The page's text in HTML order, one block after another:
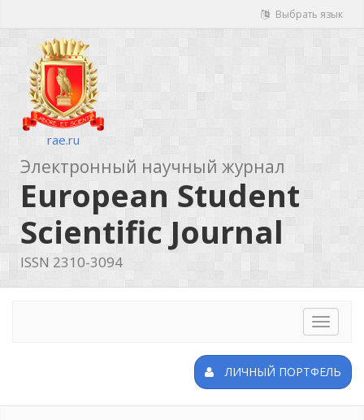
Выбрать язык
rae.ru
Электронный научный журнал
European Student
Scientific Journal
ISSN 2310-3094
Toggle
ЛИЧНЫЙ ПОРТФЕЛЬ